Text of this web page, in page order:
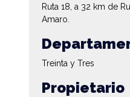
Ruta 18, a 32 km de
Amaro.
Treinta y Tres
Propietario